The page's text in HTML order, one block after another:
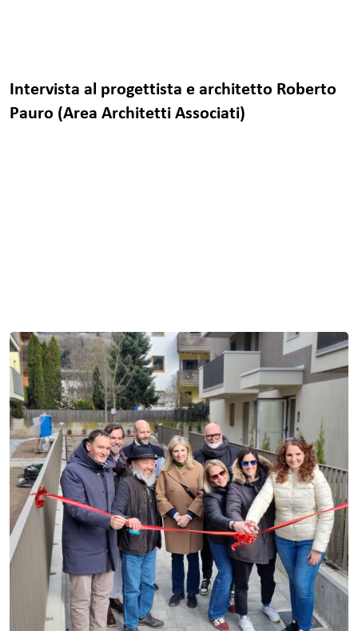
Intervista al progettista e architetto Roberto
Pauro (Area Architetti Associati)